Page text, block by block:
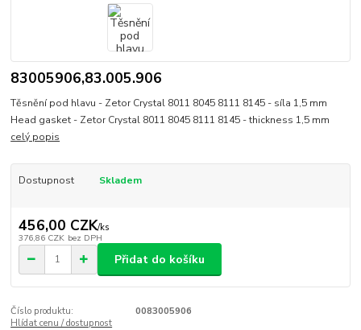
83005906,83.005.906
Těsnění pod hlavu - Zetor Crystal 8011 8045 8111 8145 - síla 1,5 mm
Head gasket - Zetor Crystal 8011 8045 8111 8145 - thickness 1,5 mm
celý popis
Dostupnost Skladem
456,00 CZK/ks
376,86 CZK bez DPH
Přidat do košíku
Číslo produktu:
0083005906
Hlídat cenu / dostupnost